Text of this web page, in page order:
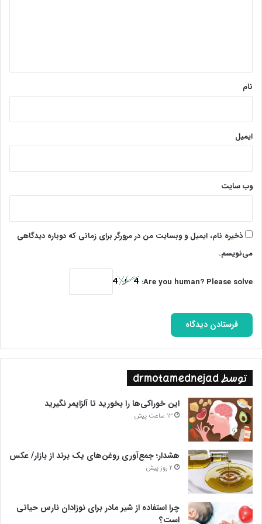
نام
ایمیل
وب‌ سایت
ذخیره نام، ایمیل و وبسایت من در مرورگر برای زمانی که دوباره دیدگاهی
می‌نویسم.
Are you human? Please solve:
توسط drmotamednejad
این خوراکی‌ها را بخورید تا آلزایمر نگیرید
13 ساعت پیش
هشدار؛ جمع‌آوری روغن‌های یک برند از بازار/ عکس
2 روز پیش
چرا استفاده از شیر مادر برای نوزادان نارس حیاتی
است؟